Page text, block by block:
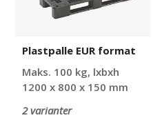
Plastpalle EUR format
Maks. 100 kg, lxbxh
1200 x 800 x 150 mm
2 varianter